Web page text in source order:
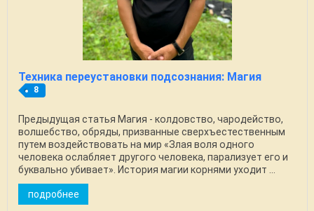
Техника переустановки подсознания: Магия
8
Предыдущая статья Магия - колдовство, чародейство,
волшебство, обряды, призванные сверхъестественным
путем воздействовать на мир «Злая воля одного
человека ослабляет другого человека, парализует его и
буквально убивает». История магии корнями уходит ...
подробнее